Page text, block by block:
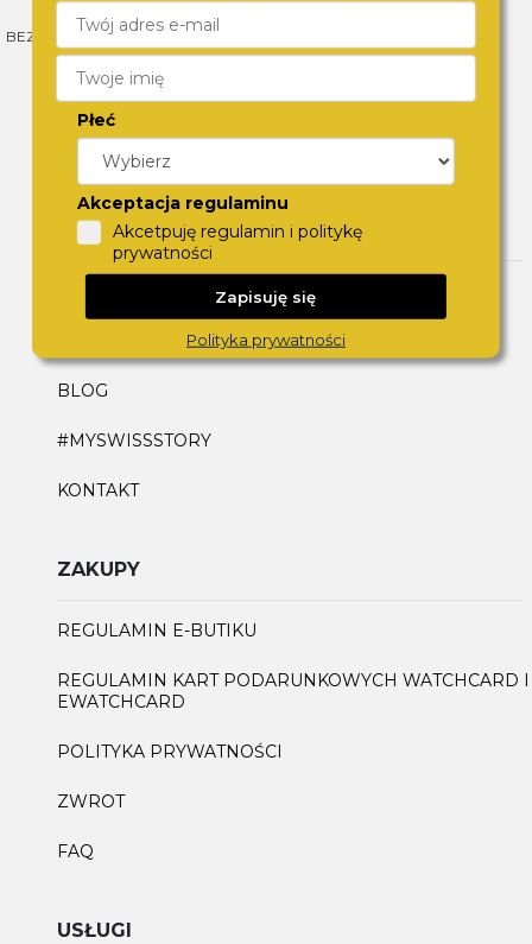
BEZPŁATNA WYMIANA
BATERII
PRODUKTÓW
60 RAT
FIRMA
BLOG
#MYSWISSSTORY
KONTAKT
ZAKUPY
REGULAMIN E-BUTIKU
REGULAMIN KART PODARUNKOWYCH WATCHCARD I
EWATCHCARD
POLITYKA PRYWATNOŚCI
ZWROT
FAQ
USŁUGI
Płeć
Akceptacja regulaminu
Akcetpuję regulamin i politykę
prywatności
Zapisuję się
Polityka prywatności